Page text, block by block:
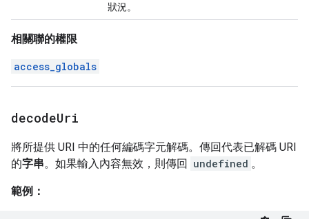
狀況。
相關聯的權限
access_globals
decodeUri
將所提供 URI 中的任何編碼字元解碼。傳回代表已解碼 URI
的字串。如果輸入內容無效，則傳回 undefined 。
範例：